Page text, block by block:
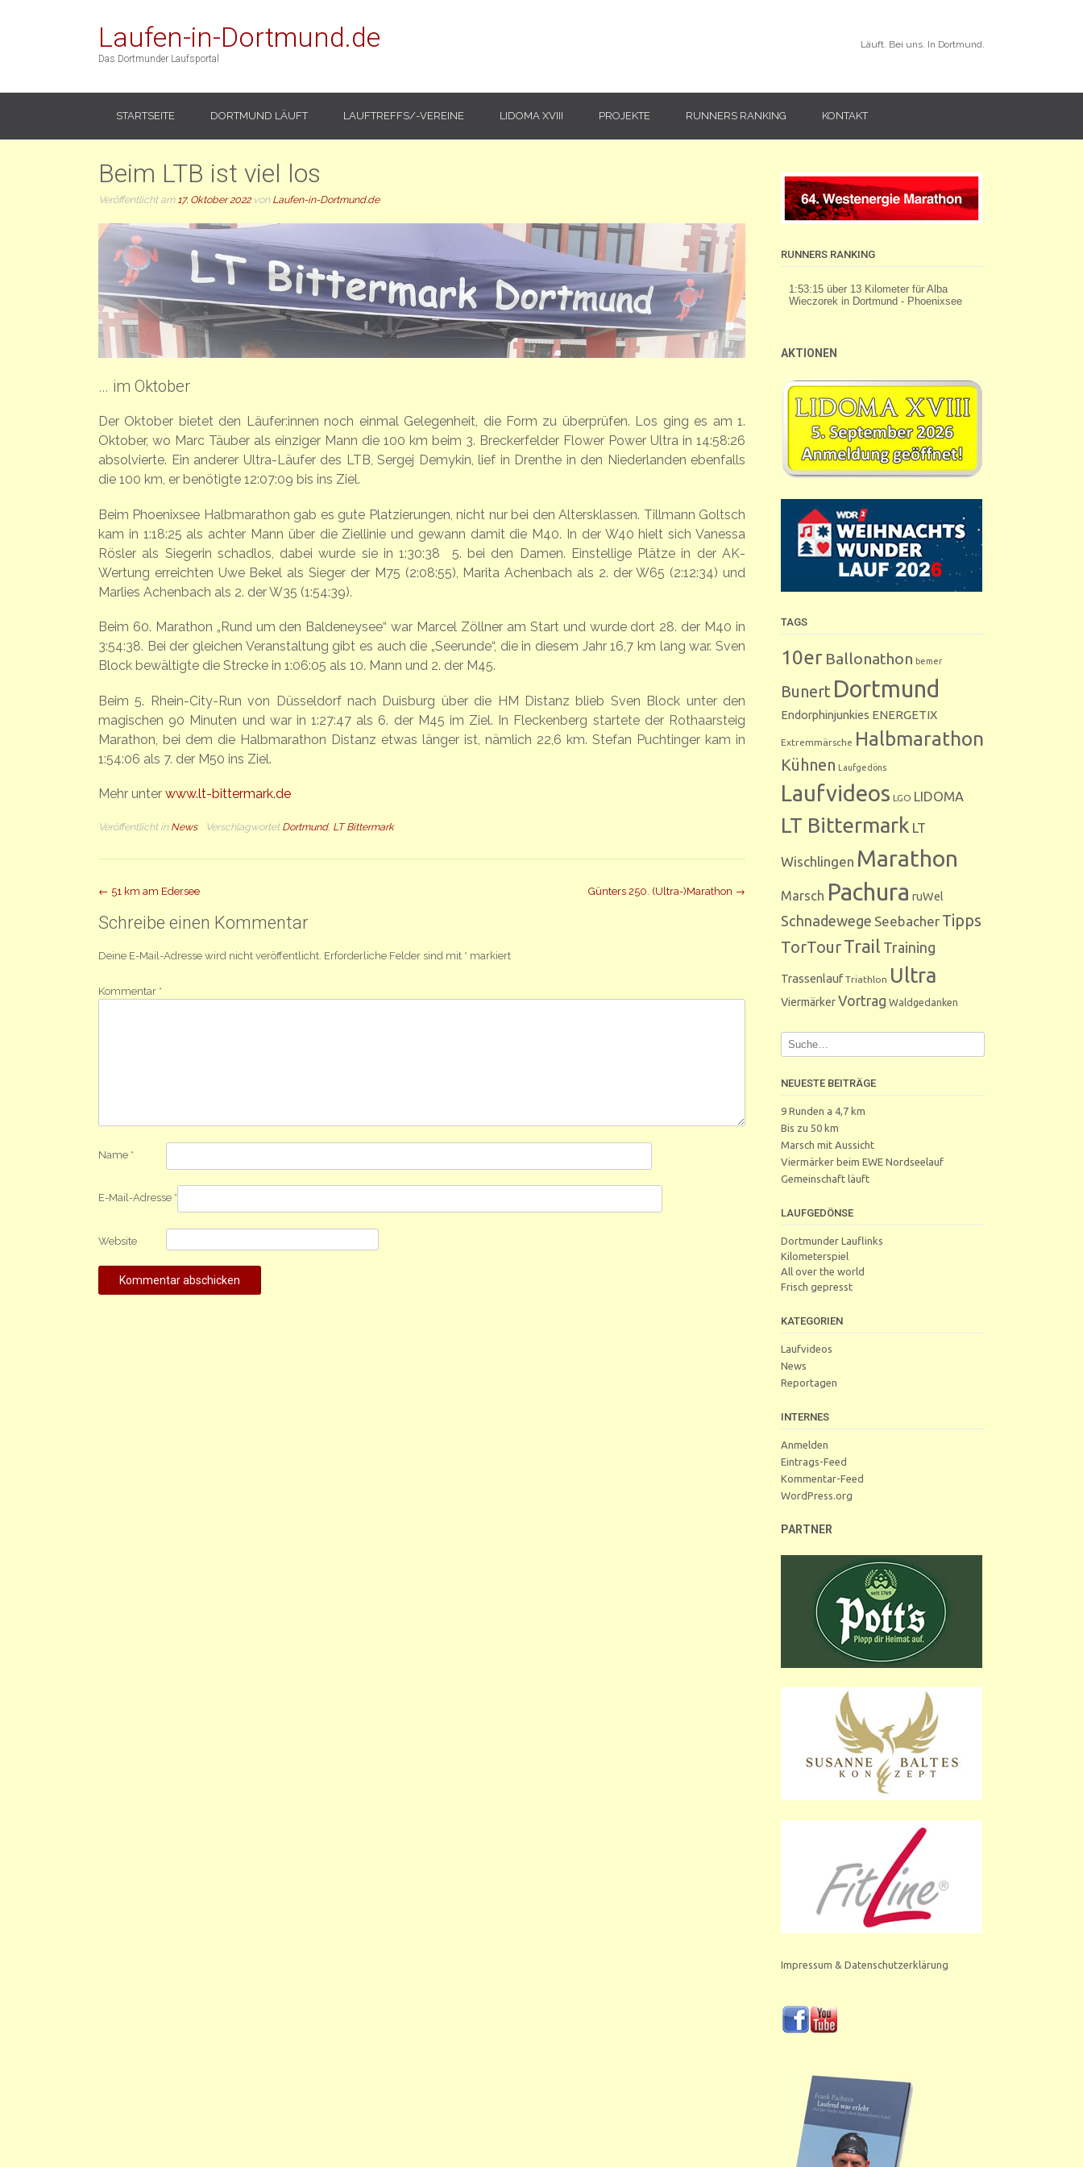
Laufen-in-Dortmund.de
Das Dortmunder Laufsportal
Läuft. Bei uns. In Dortmund.
STARTSEITE DORTMUND LÄUFT LAUFTREFFS/-VEREINE LIDOMA XVIII PROJEKTE RUNNERS RANKING KONTAKT
Beim LTB ist viel los
Veröffentlicht am 17. Oktober 2022von Laufen-in-Dortmund.de
… im Oktober
Der Oktober bietet den Läufer:innen noch einmal Gelegenheit, die Form zu überprüfen. Los ging es am 1.
Oktober, wo Marc Täuber als einziger Mann die 100 km beim 3. Breckerfelder Flower Power Ultra in 14:58:26
absolvierte. Ein anderer Ultra-Läufer des LTB, Sergej Demykin, lief in Drenthe in den Niederlanden ebenfalls
die 100 km, er benötigte 12:07:09 bis ins Ziel.
Beim Phoenixsee Halbmarathon gab es gute Platzierungen, nicht nur bei den Altersklassen. Tillmann Goltsch
kam in 1:18:25 als achter Mann über die Ziellinie und gewann damit die M40. In der W40 hielt sich Vanessa
Rösler als Siegerin schadlos, dabei wurde sie in 1:30:38 5. bei den Damen. Einstellige Plätze in der AK-
Wertung erreichten Uwe Bekel als Sieger der M75 (2:08:55), Marita Achenbach als 2. der W65 (2:12:34) und
Marlies Achenbach als 2. der W35 (1:54:39).
Beim 60. Marathon „Rund um den Baldeneysee“ war Marcel Zöllner am Start und wurde dort 28. der M40 in
3:54:38. Bei der gleichen Veranstaltung gibt es auch die „Seerunde“, die in diesem Jahr 16,7 km lang war. Sven
Block bewältigte die Strecke in 1:06:05 als 10. Mann und 2. der M45.
Beim 5. Rhein-City-Run von Düsseldorf nach Duisburg über die HM Distanz blieb Sven Block unter den
magischen 90 Minuten und war in 1:27:47 als 6. der M45 im Ziel. In Fleckenberg startete der Rothaarsteig
Marathon, bei dem die Halbmarathon Distanz etwas länger ist, nämlich 22,6 km. Stefan Puchtinger kam in
1:54:06 als 7. der M50 ins Ziel.
Mehr unter www.lt-bittermark.de
Veröffentlicht in News Verschlagwortet Dortmund, LT Bittermark
Beitrag
Navigation
← 51 km am Edersee Günters 250. (Ultra-)Marathon →
Schreibe einen Kommentar
Deine E-Mail-Adresse wird nicht veröffentlicht. Erforderliche Felder sind mit * markiert
Kommentar *
Name *
E-Mail-Adresse *
Website
RUNNERS RANKING
AKTIONEN
TAGS
10er Ballonathon bemer
Bunert Dortmund
Endorphinjunkies ENERGETIX
Extremmärsche Halbmarathon
Kühnen Laufgedöns
Laufvideos LGO LIDOMA
LT Bittermark LT
Wischlingen Marathon
Marsch Pachura ruWel
Schnadewege Seebacher Tipps
TorTourTrail Training
Trassenlauf Triathlon Ultra
ViermärkerVortrag Waldgedanken
NEUESTE BEITRÄGE
9 Runden a 4,7 km
Bis zu 50 km
Marsch mit Aussicht
Viermärker beim EWE Nordseelauf
Gemeinschaft läuft
LAUFGEDÖNSE
Dortmunder Lauflinks
Kilometerspiel
All over the world
Frisch gepresst
KATEGORIEN
Laufvideos
News
Reportagen
INTERNES
Anmelden
Eintrags-Feed
Kommentar-Feed
WordPress.org
PARTNER
Impressum & Datenschutzerklärung